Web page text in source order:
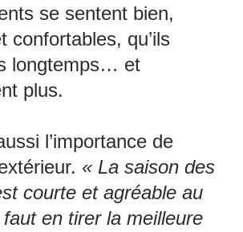
se sentent bien,
confortables, qu’ils
longtemps… et
plus.
l’importance de
« La saison des
courte et agréable au
en tirer la meilleure